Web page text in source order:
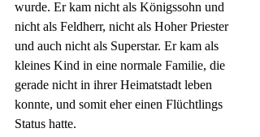
wurde. Er kam nicht als Königssohn und
nicht als Feldherr, nicht als Hoher Priester
und auch nicht als Superstar. Er kam als
kleines Kind in eine normale Familie, die
gerade nicht in ihrer Heimatstadt leben
konnte, und somit eher einen Flüchtlings
Status hatte.